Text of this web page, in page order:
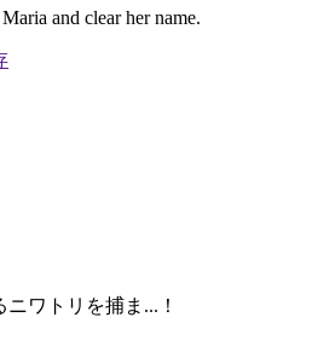
and clear her name.
ワトリを捕ま...！